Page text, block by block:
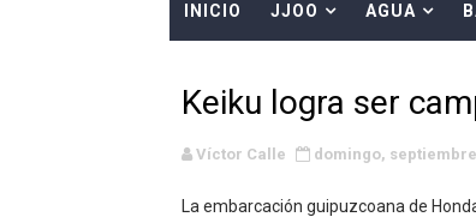
Canadian Elite
INICIO JJOO AGUA
Keiku logra ser
Víctor Calle domingo, septiembre
La embarcación guipuzcoana de